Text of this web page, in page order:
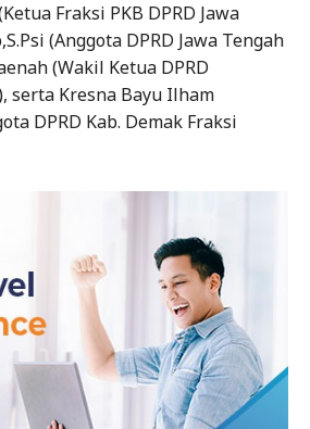
Fraksi PKB DPRD Jawa
(Anggota DPRD Jawa Tengah
(Wakil Ketua DPRD
serta Kresna Bayu Ilham
DPRD Kab. Demak Fraksi